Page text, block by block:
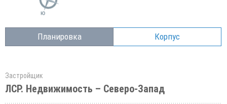
Планировка Корпус
Застройщик
ЛСР. Недвижимость – Северо-Запад